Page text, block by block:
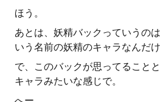
ほう。
あとは、妖精バックっていうの
いう名前の妖精のキャラなんだけ
で、このバックが思ってること
キャラみたいな感じで。